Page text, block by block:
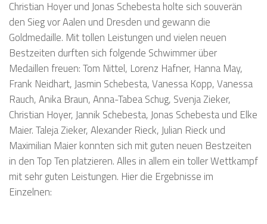
Christian Hoyer und Jonas Schebesta holte sich souverän
den Sieg vor Aalen und Dresden und gewann die
Goldmedaille. Mit tollen Leistungen und vielen neuen
Bestzeiten durften sich folgende Schwimmer über
Medaillen freuen: Tom Nittel, Lorenz Hafner, Hanna May,
Frank Neidhart, Jasmin Schebesta, Vanessa Kopp, Vanessa
Rauch, Anika Braun, Anna-Tabea Schug, Svenja Zieker,
Christian Hoyer, Jannik Schebesta, Jonas Schebesta und Elke
Maier. Taleja Zieker, Alexander Rieck, Julian Rieck und
Maximilian Maier konnten sich mit guten neuen Bestzeiten
in den Top Ten platzieren. Alles in allem ein toller Wettkampf
mit sehr guten Leistungen. Hier die Ergebnisse im
Einzelnen: